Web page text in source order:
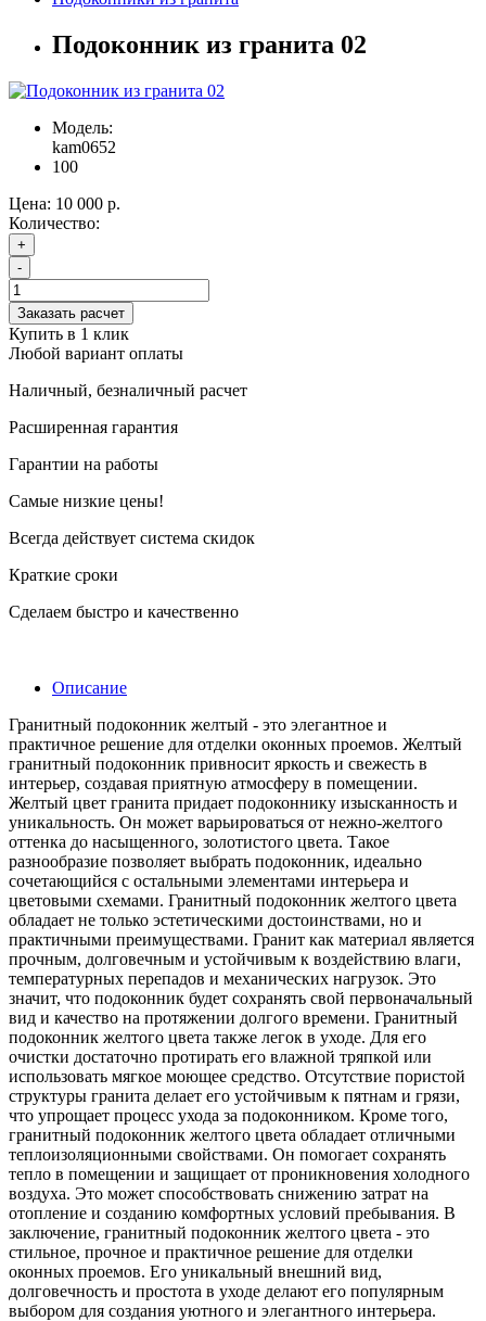
Подоконник из гранита 02
Модель:
kam0652
100
Цена: 10 000 р.
Количество:
+
-
Заказать расчет
Купить в 1 клик
Любой вариант оплаты
Наличный, безналичный расчет
Расширенная гарантия
Гарантии на работы
Самые низкие цены!
Всегда действует система скидок
Краткие сроки
Сделаем быстро и качественно
Описание
Гранитный подоконник желтый - это элегантное и
практичное решение для отделки оконных проемов. Желтый
гранитный подоконник привносит яркость и свежесть в
интерьер, создавая приятную атмосферу в помещении.
Желтый цвет гранита придает подоконнику изысканность и
уникальность. Он может варьироваться от нежно-желтого
оттенка до насыщенного, золотистого цвета. Такое
разнообразие позволяет выбрать подоконник, идеально
сочетающийся с остальными элементами интерьера и
цветовыми схемами. Гранитный подоконник желтого цвета
обладает не только эстетическими достоинствами, но и
практичными преимуществами. Гранит как материал является
прочным, долговечным и устойчивым к воздействию влаги,
температурных перепадов и механических нагрузок. Это
значит, что подоконник будет сохранять свой первоначальный
вид и качество на протяжении долгого времени. Гранитный
подоконник желтого цвета также легок в уходе. Для его
очистки достаточно протирать его влажной тряпкой или
использовать мягкое моющее средство. Отсутствие пористой
структуры гранита делает его устойчивым к пятнам и грязи,
что упрощает процесс ухода за подоконником. Кроме того,
гранитный подоконник желтого цвета обладает отличными
теплоизоляционными свойствами. Он помогает сохранять
тепло в помещении и защищает от проникновения холодного
воздуха. Это может способствовать снижению затрат на
отопление и созданию комфортных условий пребывания. В
заключение, гранитный подоконник желтого цвета - это
стильное, прочное и практичное решение для отделки
оконных проемов. Его уникальный внешний вид,
долговечность и простота в уходе делают его популярным
выбором для создания уютного и элегантного интерьера.